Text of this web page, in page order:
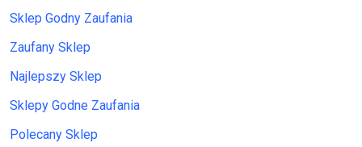
Sklep Godny Zaufania
Zaufany Sklep
Najlepszy Sklep
Sklepy Godne Zaufania
Polecany Sklep